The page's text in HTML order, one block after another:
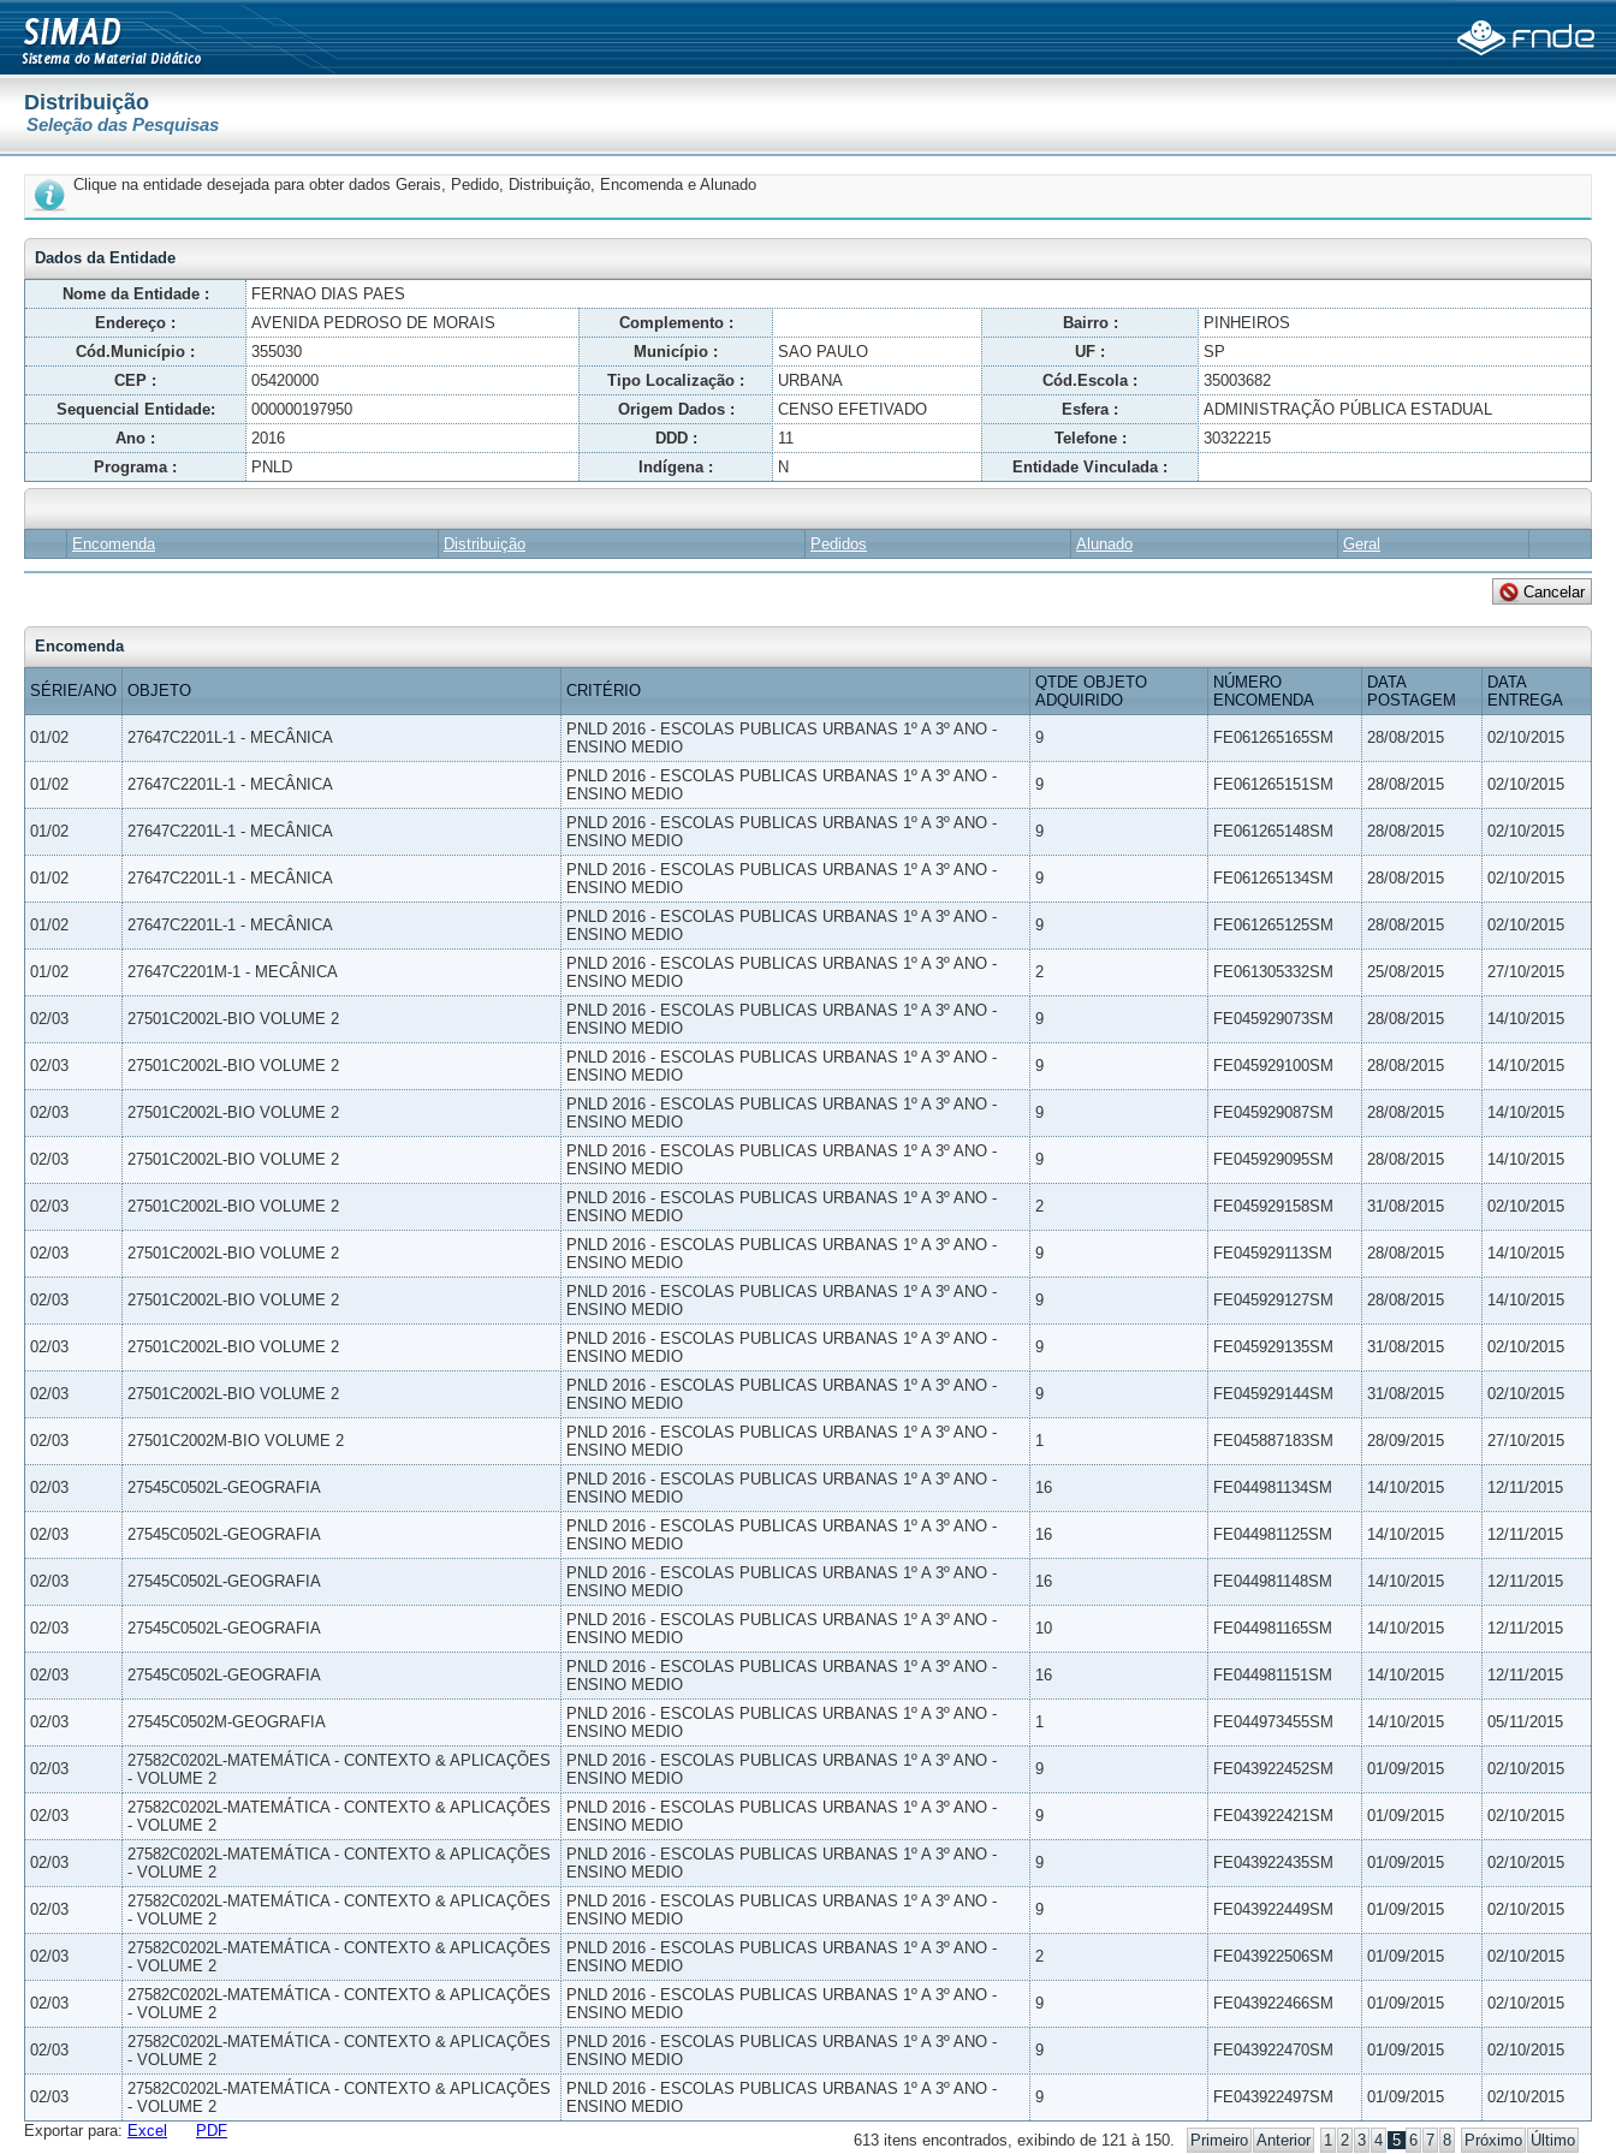
Distribuição
Seleção das Pesquisas
Clique na entidade desejada para obter dados Gerais, Pedido, Distribuição, Encomenda e Alunado
Dados da Entidade
Nome da Entidade :
FERNAO DIAS PAES
Endereço :
AVENIDA PEDROSO DE MORAIS Complemento : Bairro :
PINHEIROS
Cód.Município :
355030 Município : SAO PAULO UF :
SP
CEP :
05420000 Tipo Localização : URBANA Cód.Escola :
35003682
Sequencial Entidade:
000000197950 Origem Dados : CENSO EFETIVADO Esfera :
ADMINISTRAÇÃO PÚBLICA ESTADUAL
Ano :
2016 DDD : 11 Telefone :
30322215
Programa :
PNLD Indígena : N Entidade Vinculada :
Encomenda Distribuição Pedidos Alunado Geral
Encomenda
SÉRIE/ANO OBJETO CRITÉRIO
QTDE OBJETO
ADQUIRIDO
NÚMERO
ENCOMENDA
DATA
POSTAGEM
DATA
ENTREGA
01/02 27647C2201L-1 - MECÂNICA
PNLD 2016 - ESCOLAS PUBLICAS URBANAS 1º A 3º ANO -
ENSINO MEDIO
9 FE061265165SM 28/08/2015 02/10/2015
01/02 27647C2201L-1 - MECÂNICA
PNLD 2016 - ESCOLAS PUBLICAS URBANAS 1º A 3º ANO -
ENSINO MEDIO
9 FE061265151SM 28/08/2015 02/10/2015
01/02 27647C2201L-1 - MECÂNICA
PNLD 2016 - ESCOLAS PUBLICAS URBANAS 1º A 3º ANO -
ENSINO MEDIO
9 FE061265148SM 28/08/2015 02/10/2015
01/02 27647C2201L-1 - MECÂNICA
PNLD 2016 - ESCOLAS PUBLICAS URBANAS 1º A 3º ANO -
ENSINO MEDIO
9 FE061265134SM 28/08/2015 02/10/2015
01/02 27647C2201L-1 - MECÂNICA
PNLD 2016 - ESCOLAS PUBLICAS URBANAS 1º A 3º ANO -
ENSINO MEDIO
9 FE061265125SM 28/08/2015 02/10/2015
01/02 27647C2201M-1 - MECÂNICA
PNLD 2016 - ESCOLAS PUBLICAS URBANAS 1º A 3º ANO -
ENSINO MEDIO
2 FE061305332SM 25/08/2015 27/10/2015
02/03 27501C2002L-BIO VOLUME 2
PNLD 2016 - ESCOLAS PUBLICAS URBANAS 1º A 3º ANO -
ENSINO MEDIO
9 FE045929073SM 28/08/2015 14/10/2015
02/03 27501C2002L-BIO VOLUME 2
PNLD 2016 - ESCOLAS PUBLICAS URBANAS 1º A 3º ANO -
ENSINO MEDIO
9 FE045929100SM 28/08/2015 14/10/2015
02/03 27501C2002L-BIO VOLUME 2
PNLD 2016 - ESCOLAS PUBLICAS URBANAS 1º A 3º ANO -
ENSINO MEDIO
9 FE045929087SM 28/08/2015 14/10/2015
02/03 27501C2002L-BIO VOLUME 2
PNLD 2016 - ESCOLAS PUBLICAS URBANAS 1º A 3º ANO -
ENSINO MEDIO
9 FE045929095SM 28/08/2015 14/10/2015
02/03 27501C2002L-BIO VOLUME 2
PNLD 2016 - ESCOLAS PUBLICAS URBANAS 1º A 3º ANO -
ENSINO MEDIO
2 FE045929158SM 31/08/2015 02/10/2015
02/03 27501C2002L-BIO VOLUME 2
PNLD 2016 - ESCOLAS PUBLICAS URBANAS 1º A 3º ANO -
ENSINO MEDIO
9 FE045929113SM 28/08/2015 14/10/2015
02/03 27501C2002L-BIO VOLUME 2
PNLD 2016 - ESCOLAS PUBLICAS URBANAS 1º A 3º ANO -
ENSINO MEDIO
9 FE045929127SM 28/08/2015 14/10/2015
02/03 27501C2002L-BIO VOLUME 2
PNLD 2016 - ESCOLAS PUBLICAS URBANAS 1º A 3º ANO -
ENSINO MEDIO
9 FE045929135SM 31/08/2015 02/10/2015
02/03 27501C2002L-BIO VOLUME 2
PNLD 2016 - ESCOLAS PUBLICAS URBANAS 1º A 3º ANO -
ENSINO MEDIO
9 FE045929144SM 31/08/2015 02/10/2015
02/03 27501C2002M-BIO VOLUME 2
PNLD 2016 - ESCOLAS PUBLICAS URBANAS 1º A 3º ANO -
ENSINO MEDIO
1 FE045887183SM 28/09/2015 27/10/2015
02/03 27545C0502L-GEOGRAFIA
PNLD 2016 - ESCOLAS PUBLICAS URBANAS 1º A 3º ANO -
ENSINO MEDIO
16 FE044981134SM 14/10/2015 12/11/2015
02/03 27545C0502L-GEOGRAFIA
PNLD 2016 - ESCOLAS PUBLICAS URBANAS 1º A 3º ANO -
ENSINO MEDIO
16 FE044981125SM 14/10/2015 12/11/2015
02/03 27545C0502L-GEOGRAFIA
PNLD 2016 - ESCOLAS PUBLICAS URBANAS 1º A 3º ANO -
ENSINO MEDIO
16 FE044981148SM 14/10/2015 12/11/2015
02/03 27545C0502L-GEOGRAFIA
PNLD 2016 - ESCOLAS PUBLICAS URBANAS 1º A 3º ANO -
ENSINO MEDIO
10 FE044981165SM 14/10/2015 12/11/2015
02/03 27545C0502L-GEOGRAFIA
PNLD 2016 - ESCOLAS PUBLICAS URBANAS 1º A 3º ANO -
ENSINO MEDIO
16 FE044981151SM 14/10/2015 12/11/2015
02/03 27545C0502M-GEOGRAFIA
PNLD 2016 - ESCOLAS PUBLICAS URBANAS 1º A 3º ANO -
ENSINO MEDIO
1 FE044973455SM 14/10/2015 05/11/2015
02/03
27582C0202L-MATEMÁTICA - CONTEXTO & APLICAÇÕES
- VOLUME 2
PNLD 2016 - ESCOLAS PUBLICAS URBANAS 1º A 3º ANO -
ENSINO MEDIO
9 FE043922452SM 01/09/2015 02/10/2015
02/03
27582C0202L-MATEMÁTICA - CONTEXTO & APLICAÇÕES
- VOLUME 2
PNLD 2016 - ESCOLAS PUBLICAS URBANAS 1º A 3º ANO -
ENSINO MEDIO
9 FE043922421SM 01/09/2015 02/10/2015
02/03
27582C0202L-MATEMÁTICA - CONTEXTO & APLICAÇÕES
- VOLUME 2
PNLD 2016 - ESCOLAS PUBLICAS URBANAS 1º A 3º ANO -
ENSINO MEDIO
9 FE043922435SM 01/09/2015 02/10/2015
02/03
27582C0202L-MATEMÁTICA - CONTEXTO & APLICAÇÕES
- VOLUME 2
PNLD 2016 - ESCOLAS PUBLICAS URBANAS 1º A 3º ANO -
ENSINO MEDIO
9 FE043922449SM 01/09/2015 02/10/2015
02/03
27582C0202L-MATEMÁTICA - CONTEXTO & APLICAÇÕES
- VOLUME 2
PNLD 2016 - ESCOLAS PUBLICAS URBANAS 1º A 3º ANO -
ENSINO MEDIO
2 FE043922506SM 01/09/2015 02/10/2015
02/03
27582C0202L-MATEMÁTICA - CONTEXTO & APLICAÇÕES
- VOLUME 2
PNLD 2016 - ESCOLAS PUBLICAS URBANAS 1º A 3º ANO -
ENSINO MEDIO
9 FE043922466SM 01/09/2015 02/10/2015
02/03
27582C0202L-MATEMÁTICA - CONTEXTO & APLICAÇÕES
- VOLUME 2
PNLD 2016 - ESCOLAS PUBLICAS URBANAS 1º A 3º ANO -
ENSINO MEDIO
9 FE043922470SM 01/09/2015 02/10/2015
02/03
27582C0202L-MATEMÁTICA - CONTEXTO & APLICAÇÕES
- VOLUME 2
PNLD 2016 - ESCOLAS PUBLICAS URBANAS 1º A 3º ANO -
ENSINO MEDIO
9 FE043922497SM 01/09/2015 02/10/2015
613 itens encontrados, exibindo de 121 à 150. Primeiro Anterior 1 2 3 4 5 6 7 8 Próximo Último
Exportar para: Excel PDF